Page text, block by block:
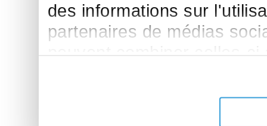
des informations sur
partenaires de médias